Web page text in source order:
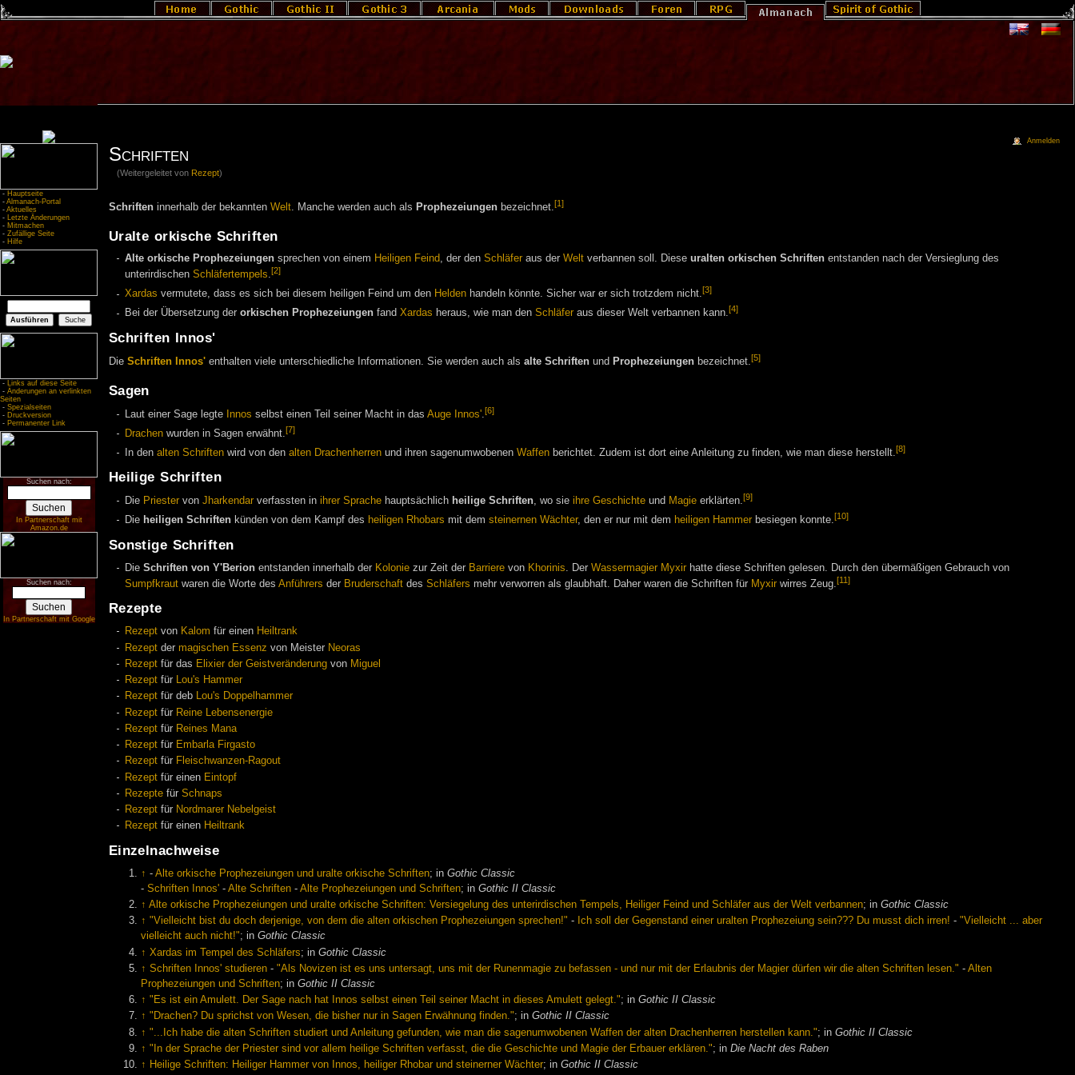
- Hauptseite
- Almanach-Portal
- Aktuelles
- Letzte Änderungen
- Mitmachen
- Zufällige Seite
- Hilfe
- Links auf diese Seite
- Änderungen an verlinkten
Seiten
- Spezialseiten
- Druckversion
- Permanenter Link
Suchen nach:
In Partnerschaft mit
Amazon.de
Suchen nach:
In Partnerschaft mit Google
Schriften
(Weitergeleitet von Rezept)
Schrifteninnerhalb der bekannten Welt. Manche werden auch als Prophezeiungenbezeichnet.[1]
Uralte orkische Schriften
Alte orkische Prophezeiungen sprechen von einem Heiligen Feind, der den Schläfer aus der Welt verbannen soll. Diese uralten orkischen Schriften entstanden nach der Versieglung des
unterirdischen Schläfertempels.[2]
Xardas vermutete, dass es sich bei diesem heiligen Feind um den Helden handeln könnte. Sicher war er sich trotzdem nicht.[3]
Bei der Übersetzung der orkischen Prophezeiungen fand Xardas heraus, wie man den Schläfer aus dieser Welt verbannen kann.[4]
Schriften Innos'
Die Schriften Innos'enthalten viele unterschiedliche Informationen. Sie werden auch als alte Schriftenund Prophezeiungenbezeichnet.[5]
Sagen
Laut einer Sage legte Innos selbst einen Teil seiner Macht in das Auge Innos'.[6]
Drachen wurden in Sagen erwähnt.[7]
In den alten Schriften wird von den alten Drachenherren und ihren sagenumwobenen Waffen berichtet. Zudem ist dort eine Anleitung zu finden, wie man diese herstellt.[8]
Heilige Schriften
Die Priester von Jharkendar verfassten in ihrer Sprache hauptsächlich heilige Schriften, wo sie ihre Geschichte und Magie erklärten.[9]
Die heiligen Schriften künden von dem Kampf des heiligen Rhobars mit dem steinernen Wächter, den er nur mit dem heiligen Hammer besiegen konnte.[10]
Sonstige Schriften
Die Schriften von Y'Berion entstanden innerhalb der Kolonie zur Zeit der Barriere von Khorinis . Der Wassermagier Myxir hatte diese Schriften gelesen. Durch den übermäßigen Gebrauch von
Sumpfkraut waren die Worte des Anführers der Bruderschaft des Schläfers mehr verworren als glaubhaft. Daher waren die Schriften für Myxir wirres Zeug.[11]
Rezepte
Rezept von Kalom für einen Heiltrank
Rezept der magischen Essenz von Meister Neoras
Rezept für das Elixier der Geistveränderung von Miguel
Rezept für Lou's Hammer
Rezept für deb Lou's Doppelhammer
Rezept für Reine Lebensenergie
Rezept für Reines Mana
Rezept für Embarla Firgasto
Rezept für Fleischwanzen-Ragout
Rezept für einen Eintopf
Rezepte für Schnaps
Rezept für Nordmarer Nebelgeist
Rezept für einen Heiltrank
Einzelnachweise
↑ -Alte orkische Prophezeiungen und uralte orkische Schriften; inGothic Classic
-Schriften Innos' -Alte Schriften -Alte Prophezeiungen und Schriften; inGothic II Classic
↑ Alte orkische Prophezeiungen und uralte orkische Schriften: Versiegelung des unterirdischen Tempels, Heiliger Feind und Schläfer aus der Welt verbannen; inGothic Classic
↑ "Vielleicht bist du doch derjenige, von dem die alten orkischen Prophezeiungen sprechen!" - Ich soll der Gegenstand einer uralten Prophezeiung sein??? Du musst dich irren! -"Vielleicht ... aber
vielleicht auch nicht!"; inGothic Classic
↑ Xardas im Tempel des Schläfers; inGothic Classic
↑ Schriften Innos' studieren -"Als Novizen ist es uns untersagt, uns mit der Runenmagie zu befassen - und nur mit der Erlaubnis der Magier dürfen wir die alten Schriften lesen." -Alten
Prophezeiungen und Schriften; inGothic II Classic
↑ "Es ist ein Amulett. Der Sage nach hat Innos selbst einen Teil seiner Macht in dieses Amulett gelegt."; inGothic II Classic
↑ "Drachen? Du sprichst von Wesen, die bisher nur in Sagen Erwähnung finden."; inGothic II Classic
↑ "...Ich habe die alten Schriften studiert und Anleitung gefunden, wie man die sagenumwobenen Waffen der alten Drachenherren herstellen kann."; inGothic II Classic
↑ "In der Sprache der Priester sind vor allem heilige Schriften verfasst, die die Geschichte und Magie der Erbauer erklären."; inDie Nacht des Raben
↑ Heilige Schriften: Heiliger Hammer von Innos, heiliger Rhobar und steinerner Wächter; inGothic II Classic
Anmelden